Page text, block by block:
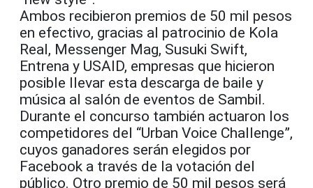
Ambos recibieron premios de 50 mil pesos
en efectivo, gracias al patrocinio de Kola
Real, Messenger Mag, Susuki Swift,
Entrena y USAID, empresas que hicieron
posible llevar esta descarga de baile y
música al salón de eventos de Sambil.
Durante el concurso también actuaron los
competidores del “Urban Voice Challenge”,
cuyos ganadores serán elegidos por
Facebook a través de la votación del
público. Otro premio de 50 mil pesos será